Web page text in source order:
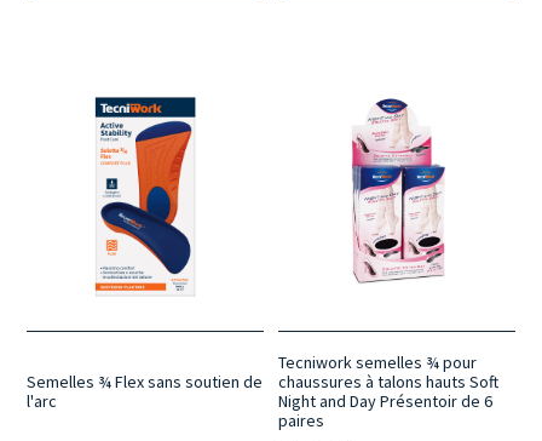
Semelles ¾ Flex sans soutien de
l'arc
Tecniwork semelles ¾ pour
chaussures à talons hauts Soft
Night and Day Présentoir de 6
paires